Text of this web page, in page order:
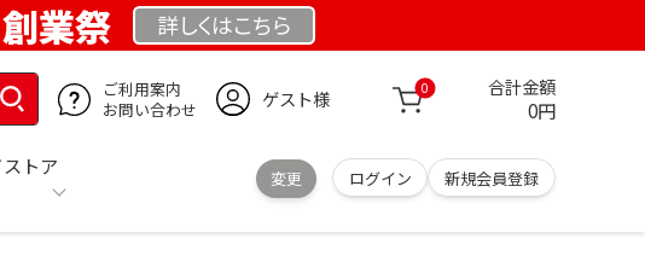
業祭 詳しくはこちら
ご利用案内
お問い合わせ
ゲスト様 0 合計金額
0円
トア
変更 ログイン 新規会員登録